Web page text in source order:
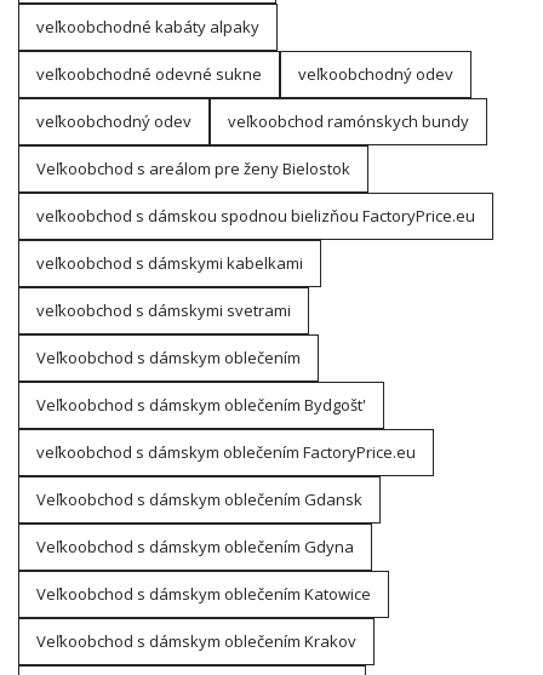
veľkoobchodné kabáty alpaky
veľkoobchodné odevné sukne veľkoobchodný odev
veľkoobchodný odev veľkoobchod ramónskych bundy
Veľkoobchod s areálom pre ženy Bielostok
veľkoobchod s dámskou spodnou bielizňou FactoryPrice.eu
veľkoobchod s dámskymi kabelkami
veľkoobchod s dámskymi svetrami
Veľkoobchod s dámskym oblečením
Veľkoobchod s dámskym oblečením Bydgošt'
veľkoobchod s dámskym oblečením FactoryPrice.eu
Veľkoobchod s dámskym oblečením Gdansk
Veľkoobchod s dámskym oblečením Gdyna
Veľkoobchod s dámskym oblečením Katowice
Veľkoobchod s dámskym oblečením Krakov